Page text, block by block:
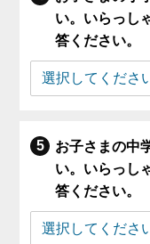
い。いらっし
答ください。
お子さまの中
い。いらっし
答ください。